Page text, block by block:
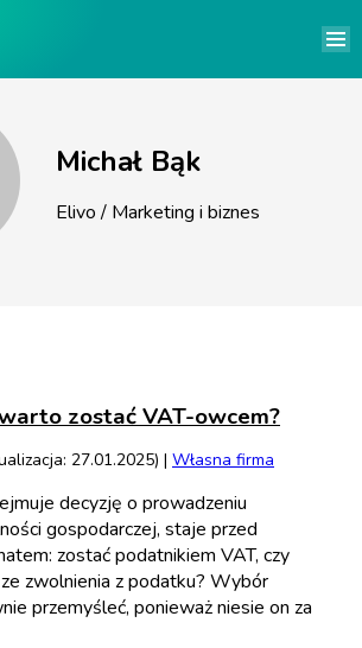
Michał Bąk
Elivo / Marketing i biznes
zostać VAT-owcem?
27.01.2025) | Własna firma
decyzję o prowadzeniu
gospodarczej, staje przed
zostać podatnikiem VAT, czy
zwolnienia z podatku? Wybór
przemyśleć, ponieważ niesie on za